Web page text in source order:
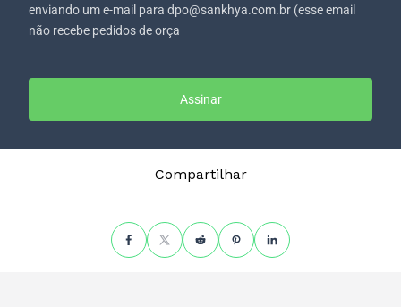
enviando um e-mail para dpo@sankhya.com.br (esse email
não recebe pedidos de orça
Assinar
Compartilhar